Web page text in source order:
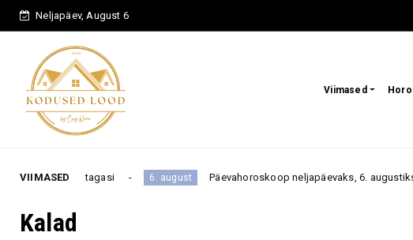
Neljapäev, August 6
Viimased
VIIMASED
tagasi 6. august Päevahoroskoop neljapäevaks, 6. augustiks: üks
Kalad